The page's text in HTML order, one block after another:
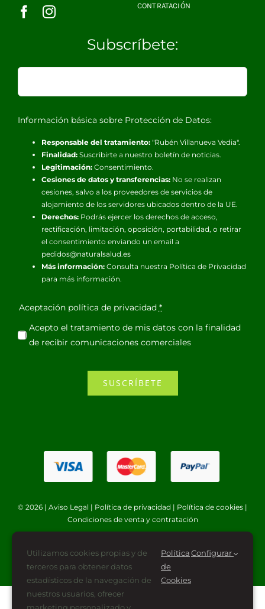
CONTRATACIÓN
Subscríbete:
Información básica sobre Protección de Datos:
Responsable del tratamiento:"Rubén Villanueva Vedia".
Finalidad:Suscribirte a nuestro boletín de noticias.
Legitimación:Consentimiento.
Cesiones de datos y transferencias:No se realizan
cesiones, salvo a los proveedores de servicios de
alojamiento de los servidores ubicados dentro de la UE.
Derechos:Podrás ejercer los derechos de acceso,
rectificación, limitación, oposición, portabilidad, o retirar
el consentimiento enviando un email a
pedidos@naturalsalud.es
Más información:Consulta nuestra Política de Privacidad
para más información.
Aceptación política de privacidad *
Acepto el tratamiento de mis datos con la finalidad
de recibir comunicaciones comerciales
SUSCRÍBETE
© 2026 | Aviso Legal | Política de privacidad | Política de cookies |
Condiciones de venta y contratación
Utilizamos cookies propias y de
terceros para obtener datos
estadísticos de la navegación de
nuestros usuarios, ofrecer
Política
de
Cookies
Configurar